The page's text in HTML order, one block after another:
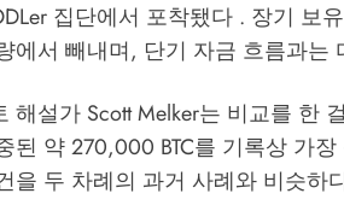
집단에서 포착됐다 . 장기 보
에서 빼내며, 단기 자금 흐름과는
해설가 Scott Melker는 비교를 한
된 약 270,000 BTC를 기록상 가
을 두 차례의 과거 사례와 비슷하